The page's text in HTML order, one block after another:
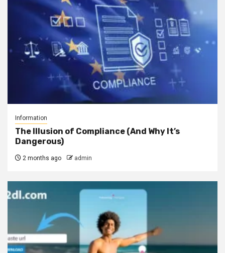
Information
The Illusion of Compliance (And Why It’s
Dangerous)
2 months ago admin